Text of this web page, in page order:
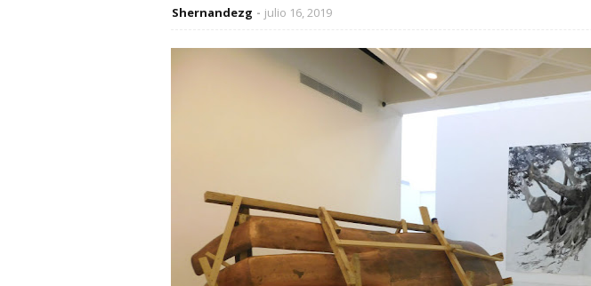
Shernandezg julio 16, 2019